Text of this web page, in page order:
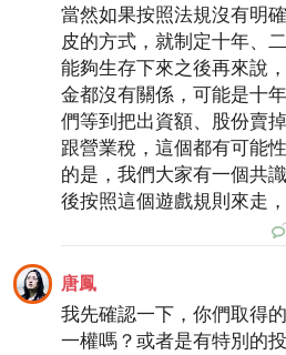
當然如果按照法規沒有明
皮的方式，就制定十年、
能夠生存下來之後再來說
金都沒有關係，可能是十
們等到把出資額、股份賣
跟營業稅，這個都有可能
的是，我們大家有一個共
後按照這個遊戲規則來走
唐鳳
我先確認一下，你們取得
一權嗎？或者是有特別的